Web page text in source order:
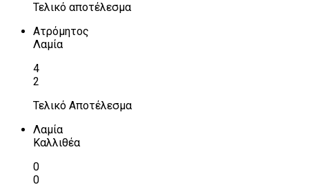
Τελικό αποτέλεσμα
Ατρόμητος
Λαμία
4
2
Τελικό Αποτέλεσμα
Λαμία
Καλλιθέα
0
0